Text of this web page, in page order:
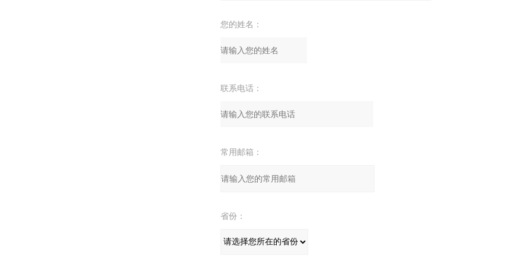
您的姓名：
联系电话：
常用邮箱：
省份：